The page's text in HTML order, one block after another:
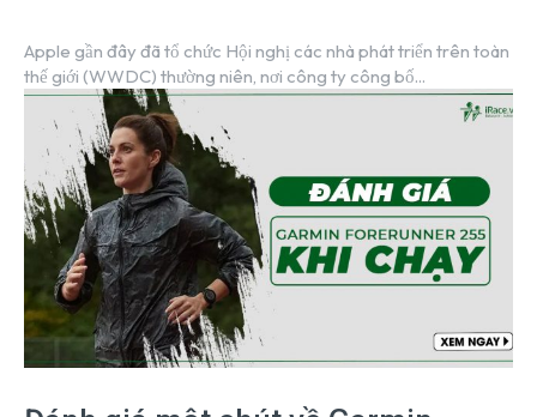
Apple gần đây đã tổ chức Hội nghị các nhà phát triển trên toàn
thế giới (WWDC) thường niên, nơi công ty công bố...